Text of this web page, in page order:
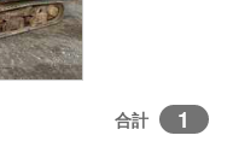
合計 1